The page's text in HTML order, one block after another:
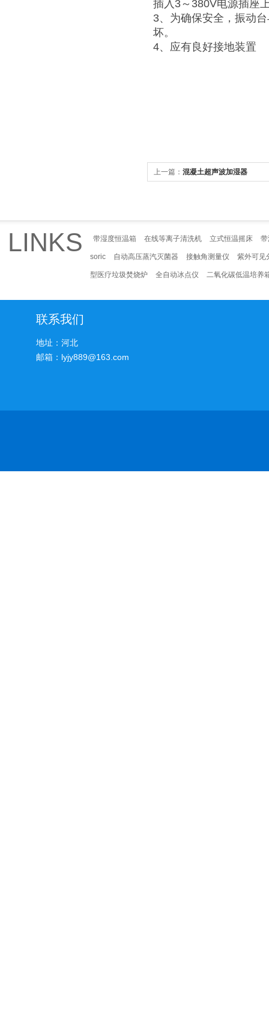
插入3～380V电源插座
3、为确保安全，振动
坏。
4、应有良好接地装置
上一篇： 混凝土超声波加湿器
LINKS 带湿度恒温箱 在线等离子清洗机 立式恒温摇床
soric 自动高压蒸汽灭菌器 接触角测量仪 紫外可见
型医疗垃圾焚烧炉 全自动冰点仪 二氧化碳低温培养
联系我们
地址：河北
邮箱：lyjy889@163.com